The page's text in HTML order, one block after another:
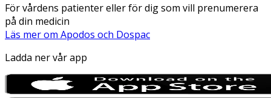
För vårdens patienter eller för dig som vill prenumerera
på din medicin
Läs mer om Apodos och Dospac
Ladda ner vår app